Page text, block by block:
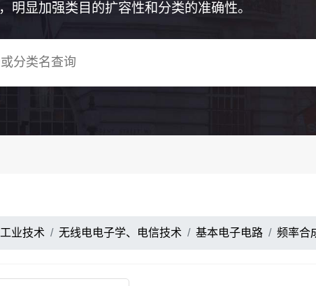
明显加强类目的扩容性和分类的准确性。
工业技术 无线电电子学、电信技术 基本电子电路 频率合